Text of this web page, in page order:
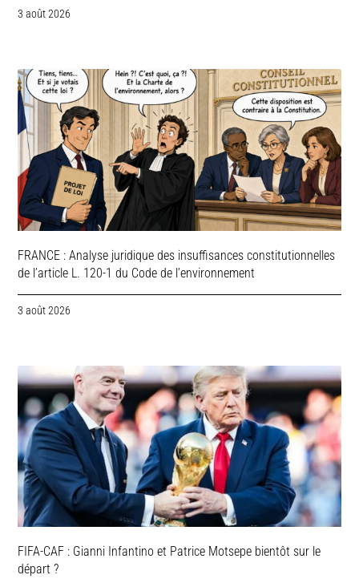
3 août 2026
FRANCE : Analyse juridique des insuffisances constitutionnelles
de l’article L. 120-1 du Code de l’environnement
3 août 2026
FIFA-CAF : Gianni Infantino et Patrice Motsepe bientôt sur le
départ ?